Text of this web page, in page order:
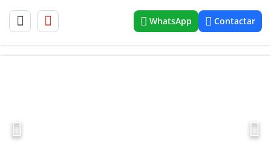
WhatsApp Contactar